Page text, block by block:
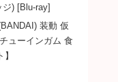
) [Blu-ray]
装動 仮
ューインガム 食